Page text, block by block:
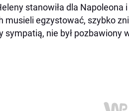
stanowiła dla
musieli egzystować, szybko
sympatią, nie był pozbawiony